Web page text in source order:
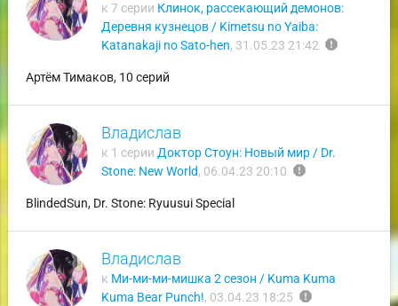
к 7 серии Клинок, рассекающий демонов:
Деревня кузнецов / Kimetsu no Yaiba:
Katanakaji no Sato-hen, 31.05.23 21:42 report
Артём Тимаков, 10 серий
Владислав
к 1 серии Доктор Стоун: Новый мир / Dr.
Stone: New World, 06.04.23 20:10 report
BlindedSun, Dr. Stone: Ryuusui Special
Владислав
к Ми-ми-ми-мишка 2 сезон / Kuma Kuma
Kuma Bear Punch!, 03.04.23 18:25 report